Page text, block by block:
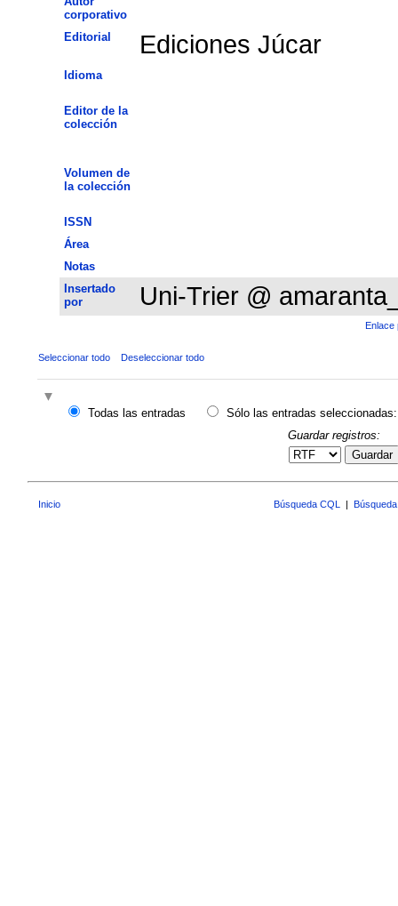
corporativo
Editorial
Ediciones Júcar
Idioma
Editor de la
colección
Volumen de
la colección
ISSN
Área
Notas
Insertado
por
Uni-Trier @
Enlace
Seleccionar todo Deseleccionar todo
Todas las entradas
Sólo las entradas seleccionadas:
Guardar registros:
Guardar
Inicio Búsqueda CQL